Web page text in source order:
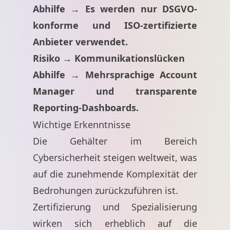
Abhilfe → Es werden nur DSGVO-
konforme und ISO-zertifizierte
Anbieter verwendet.
Risiko → Kommunikationslücken
Abhilfe → Mehrsprachige Account
Manager und transparente
Reporting-Dashboards.
Wichtige Erkenntnisse
Die Gehälter im Bereich
Cybersicherheit steigen weltweit, was
auf die zunehmende Komplexität der
Bedrohungen zurückzuführen ist.
Zertifizierung und Spezialisierung
wirken sich erheblich auf die